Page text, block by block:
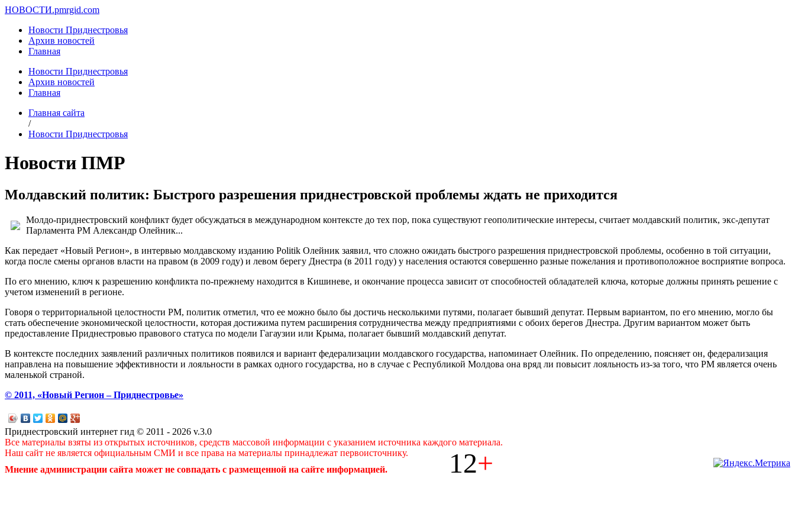
НОВОСТИ.pmrgid.com
Новости Приднестровья
Архив новостей
Главная
Новости Приднестровья
Архив новостей
Главная
Главная сайта
/
Новости Приднестровья
Новости ПМР
Молдавский политик: Быстрого разрешения приднестровской проблемы ждать не приходится
Молдо-приднестровский конфликт будет обсуждаться в международном контексте до тех пор, пока существуют геополитические интересы, считает молдавский политик, экс-депутат
Парламента РМ Александр Олейник...
Как передает «Новый Регион», в интервью молдавскому изданию Politik Олейник заявил, что сложно ожидать быстрого разрешения приднестровской проблемы, особенно в той ситуации,
когда после смены органов власти на правом (в 2009 году) и левом берегу Днестра (в 2011 году) у населения остаются совершенно разные пожелания и противоположное восприятие вопроса.
По его мнению, ключ к разрешению конфликта по-прежнему находится в Кишиневе, и окончание процесса зависит от способностей обладателей ключа, которые должны принять решение с
учетом изменений в регионе.
Говоря о территориальной целостности РМ, политик отметил, что ее можно было бы достичь несколькими путями, полагает бывший депутат. Первым вариантом, по его мнению, могло бы
стать обеспечение экономической целостности, которая достижима путем расширения сотрудничества между предприятиями с обоих берегов Днестра. Другим вариантом может быть
предоставление Приднестровью правового статуса по модели Гагаузии или Крыма, полагает бывший молдавский депутат.
В контексте последних заявлений различных политиков появился и вариант федерализации молдавского государства, напоминает Олейник. По определению, поясняет он, федерализация
направлена на повышение эффективности и лояльности в рамках одного государства, но в случае с Республикой Молдова она вряд ли повысит лояльность из-за того, что РМ является очень
маленькой страной.
© 2011, «Новый Регион – Приднестровье»
Приднестровский интернет гид © 2011 - 2026 v.3.0
Все материалы взяты из открытых источников, средств массовой информации с указанием источника каждого материала.
Наш сайт не является официальным СМИ и все права на материалы принадлежат первоисточнику.
Мнение администрации сайта может не совпадать с размещенной на сайте информацией.
12+